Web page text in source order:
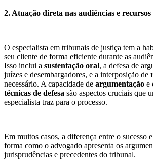
2. Atuação direta nas audiências e recursos
O especialista em tribunais de justiça tem a
seu cliente de forma eficiente durante as
Isso inclui a sustentação oral, a defesa de
juízes e desembargadores, e a interposição de
necessário. A capacidade de argumentação e
técnicas de defesa são aspectos cruciais que
especialista traz para o processo.
Em muitos casos, a diferença entre o sucesso
forma como o advogado apresenta os
jurisprudências e precedentes do tribunal.